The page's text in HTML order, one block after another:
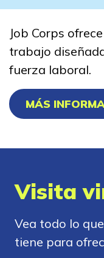
Job Corps
trabajo
fuerza laboral.
MÁS
Visita
Vea todo lo
tiene para